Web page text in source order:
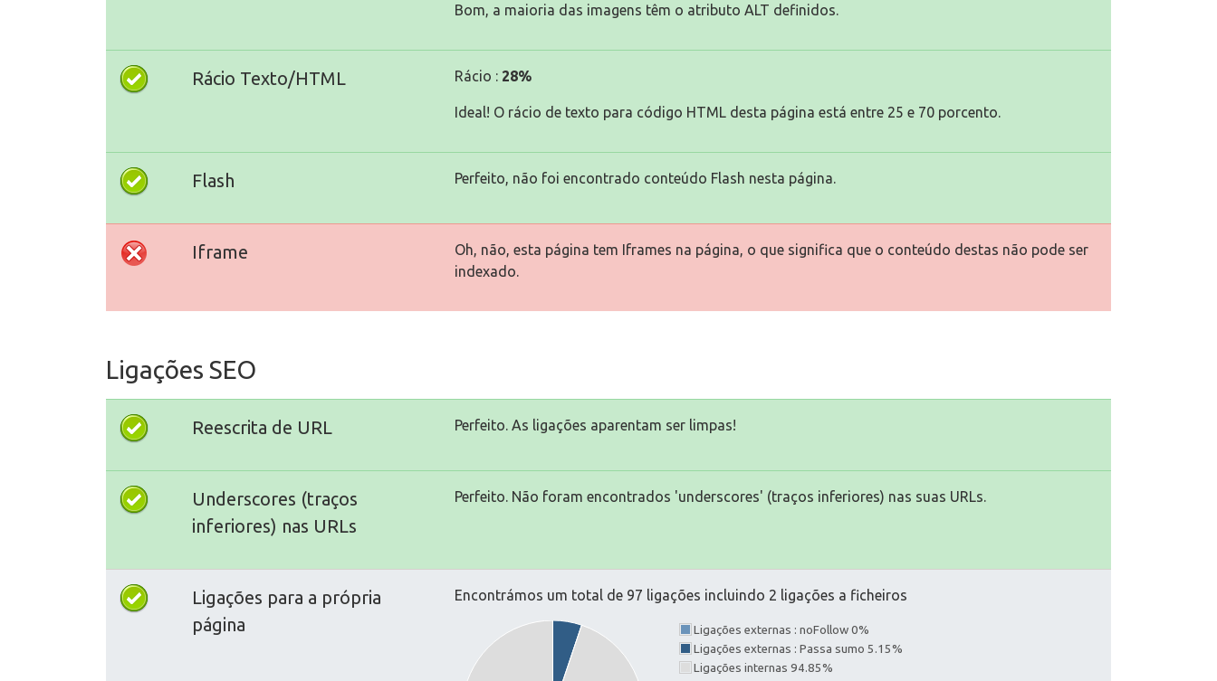
Bom, a maioria das imagens têm o atributo ALT definidos.
Rácio Texto/HTML Rácio : 28%
Ideal! O rácio de texto para código HTML desta página está entre 25 e 70 porcento.
Flash Perfeito, não foi encontrado conteúdo Flash nesta página.
Iframe
Oh, não, esta página tem Iframes na página, o que significa que o conteúdo destas não pode ser
indexado.
Ligações SEO
Reescrita de URL Perfeito. As ligações aparentam ser limpas!
Underscores (traços
inferiores) nas URLs
Perfeito. Não foram encontrados 'underscores' (traços inferiores) nas suas URLs.
Ligações para a própria
página
Encontrámos um total de 97 ligações incluindo 2 ligações a ficheiros
Ligações externas : noFollow 0%
Ligações externas : Passa sumo 5.15%
Ligações internas 94.85%